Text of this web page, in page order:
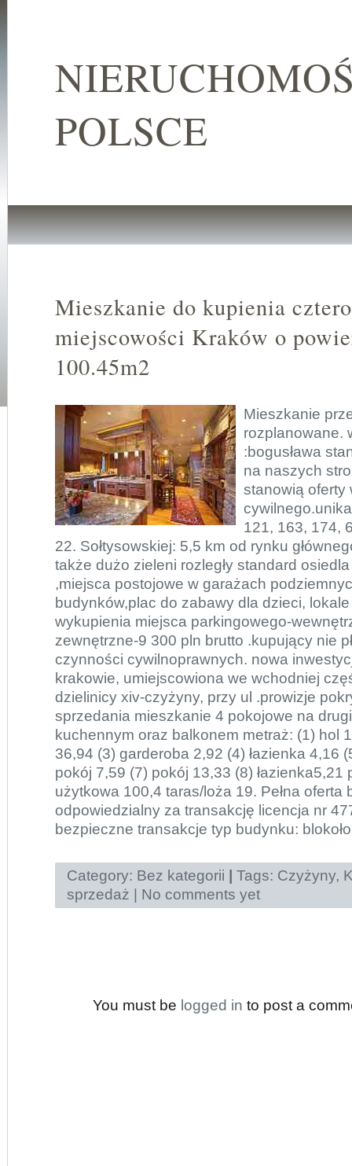
POLSCE
Mieszkanie do kupienia
miejscowości Kraków o
100.45m2
Mieszkanie
rozplanowane.
:bogusława
na naszych
stanowią oferty
121, 163, 174,
22. Sołtysowskiej: 5,5 km od rynku
także dużo zieleni rozległy standard
,miejsca postojowe w garażach
budynków,plac do zabawy dla dzieci,
wykupienia miejsca parkingowego-
zewnętrzne-9 300 pln brutto .kupujący nie
czynności cywilnoprawnych. nowa
krakowie, umiejscowiona we wchodniej
dzielinicy xiv-czyżyny, przy ul .prowizje
sprzedania mieszkanie 4 pokojowe na
kuchennym oraz balkonem metraż: (1) hol
36,94 (3) garderoba 2,92 (4) łazienka 4,16
pokój 7,59 (7) pokój 13,33 (8) łazienka5,21
użytkowa 100,4 taras/loża 19. Pełna oferta
odpowiedzialny za transakcję licencja nr
bezpieczne transakcje typ budynku: blokoło
Category: Bez kategorii Tags: Czyżyny,
sprzedaż
No comments yet
You must be logged in to post a